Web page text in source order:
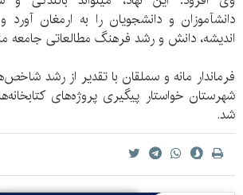
دانش‏آموزان و دانشجویان را به ارمغان آورد
اندیشه، دانش و رشد فرهنگ مطالعاتی جامعه
فرماندار مانه و سملقان با تقدیر از رشد
شهرستان خواستار پیگیری پروژه‌های
شد.